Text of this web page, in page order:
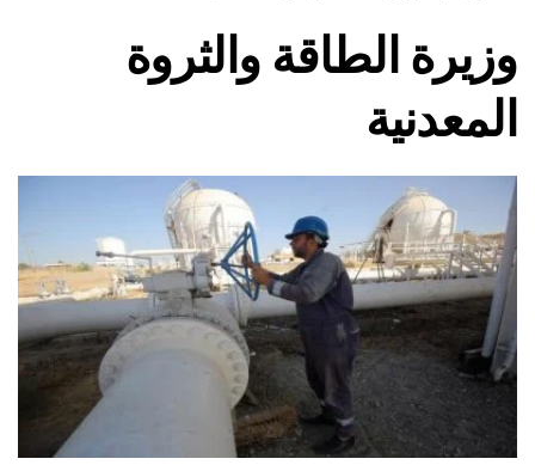
وزيرة الطاقة والثروة
المعدنية